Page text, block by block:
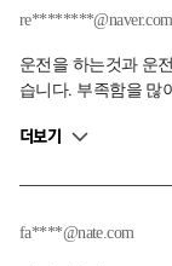
re********@naver.com
운전을 하는것과 운
습니다. 부족함을 많
더보기
fa****@nate.com